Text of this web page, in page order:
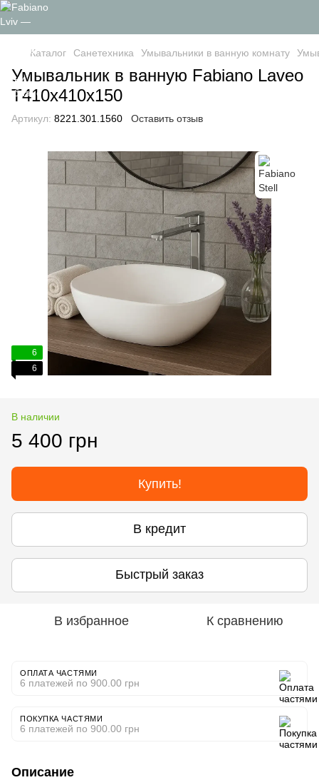
Каталог Санетехника Умывальники в ванную комнату
Умывальник в ванную Fabiano Laveo
T410x410x150
Артикул: 8221.301.1560 Оставить отзыв
6
6
В наличии
5 400 грн
Купить!
В кредит
Быстрый заказ
В избранное К сравнению
ОПЛАТА ЧАСТЯМИ
6 платежей по 900.00 грн
ПОКУПКА ЧАСТЯМИ
6 платежей по 900.00 грн
Описание